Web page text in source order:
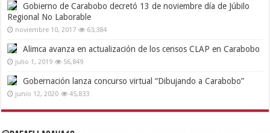
Gobierno de Carabobo decretó 13 de noviembre día de Júbilo
Regional No Laborable
noviembre 10, 2017 63,384
Alimca avanza en actualización de los censos CLAP en Carabobo
julio 1, 2019 56,849
Gobernación lanza concurso virtual “Dibujando a Carabobo”
junio 12, 2020 45,833